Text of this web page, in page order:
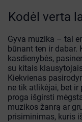
Kodėl verta
Gyva muzika – tai
būnant ten ir dabar.
kasdienybės,
su kitais
Kiekvienas
ne tik atlikėjai, bet
proga išgirsti
muzikos žanrą ar
prisiminimas, kuris